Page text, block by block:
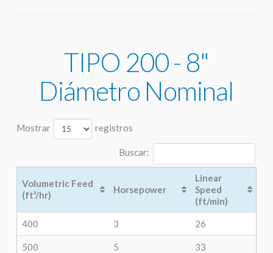
TIPO 200 - 8"
Diámetro Nominal
Mostrar registros
Buscar:
Volumetric Feed
(ft³/hr)
Horsepower
Linear
Speed
(ft/min)
400 3 26
500 5 33